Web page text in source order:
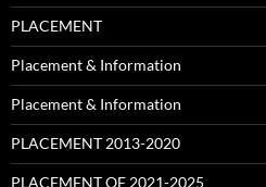
PLACEMENT
Placement & Information
Placement & Information
PLACEMENT 2013-2020
PLACEMENT OF 2021-2025